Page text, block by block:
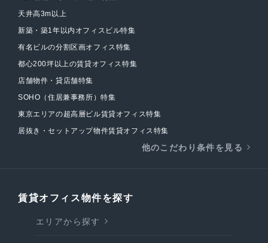
天井高3m以上
新築・築1年以内オフィスビル特集
有名ビルの分割区画オフィス特集
都心200坪以上の賃貸オフィス特集
店舗物件・貸店舗特集
SOHO（住居兼事務所）特集
東京エリアの超高層ビル賃貸オフィス特集
居抜き・セットアップ物件賃貸オフィス特集
他のこだわり条件を見る
賃貸オフィス物件を探す
エリアから探す